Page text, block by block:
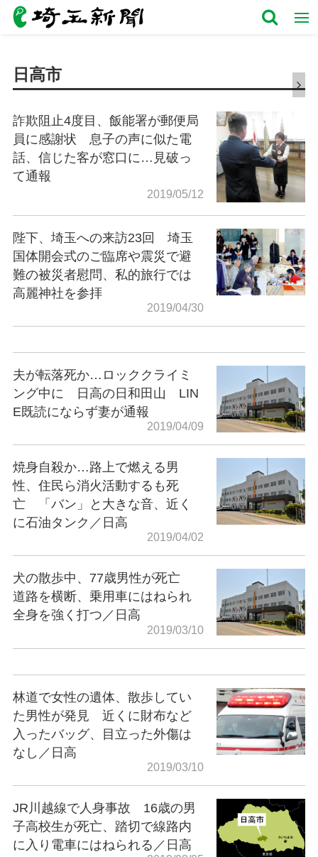
日高市
詐欺阻止4度目、飯能署が郵便局
員に感謝状 息子の声に似た電
話、信じた客が窓口に…見破っ
て通報
2019/05/12
陛下、埼玉への来訪23回 埼玉
国体開会式のご臨席や震災で避
難の被災者慰問、私的旅行では
高麗神社を参拝
2019/04/30
夫が転落死か…ロッククライミ
ング中に 日高の日和田山 LIN
E既読にならず妻が通報
2019/04/09
焼身自殺か…路上で燃える男
性、住民ら消火活動するも死
亡 「バン」と大きな音、近く
に石油タンク／日高
2019/04/02
犬の散歩中、77歳男性が死亡
道路を横断、乗用車にはねられ
全身を強く打つ／日高
2019/03/10
林道で女性の遺体、散歩してい
た男性が発見 近くに財布など
入ったバッグ、目立った外傷は
なし／日高
2019/03/10
JR川越線で人身事故 16歳の男
子高校生が死亡、踏切で線路内
に入り電車にはねられる／日高